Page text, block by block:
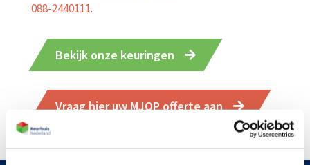
088-2440111.
Bekijk onze keuringen
Vraag hier uw MJOP offerte aan